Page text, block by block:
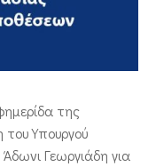
της
Υπουργού
Γεωργιάδη για